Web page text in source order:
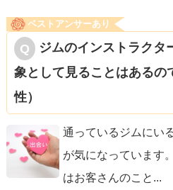
ベストアンサーあり
ジムのインストラクタ
象として見ることはあるの
性）
通っているジムにい
が気になっています
はお客さんのこと ...